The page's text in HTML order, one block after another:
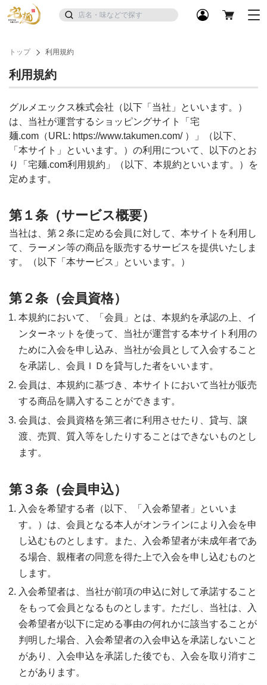
トップ 利用規約
利用規約
グルメエックス株式会社（以下「当社」といいます。）
は、当社が運営するショッピングサイト「宅
麺.com（URL: https://www.takumen.com/ ）」（以下、
「本サイト」といいます。）の利用について、以下のとお
り「宅麺.com利用規約」（以下、本規約といいます。）を
定めます。
第１条（サービス概要）
当社は、第２条に定める会員に対して、本サイトを利用し
て、ラーメン等の商品を販売するサービスを提供いたしま
す。（以下「本サービス」といいます。）
第２条（会員資格）
本規約において、「会員」とは、本規約を承認の上、イ
ンターネットを使って、当社が運営する本サイト利用の
ために入会を申し込み、当社が会員として入会すること
を承諾し、会員ＩＤを貸与した者をいいます。
会員は、本規約に基づき、本サイトにおいて当社が販売
する商品を購入することができます。
会員は、会員資格を第三者に利用させたり、貸与、譲
渡、売買、質入等をしたりすることはできないものとし
ます。
第３条（会員申込）
入会を希望する者（以下、「入会希望者」といいま
す。）は、会員となる本人がオンラインにより入会を申
し込むものとします。また、入会希望者が未成年者であ
る場合、親権者の同意を得た上で入会を申し込むものと
します。
入会希望者は、当社が前項の申込に対して承諾すること
をもって会員となるものとします。ただし、当社は、入
会希望者が以下に定める事由の何れかに該当することが
判明した場合、入会希望者の入会申込を承諾しないこと
があり、入会申込を承諾した後でも、入会を取り消すこ
とがあります。